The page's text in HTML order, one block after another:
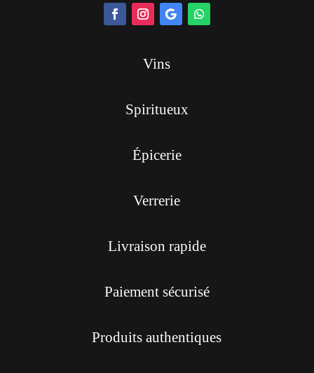
Vins
Spiritueux
Épicerie
Verrerie
Livraison rapide
Paiement sécurisé
Produits authentiques